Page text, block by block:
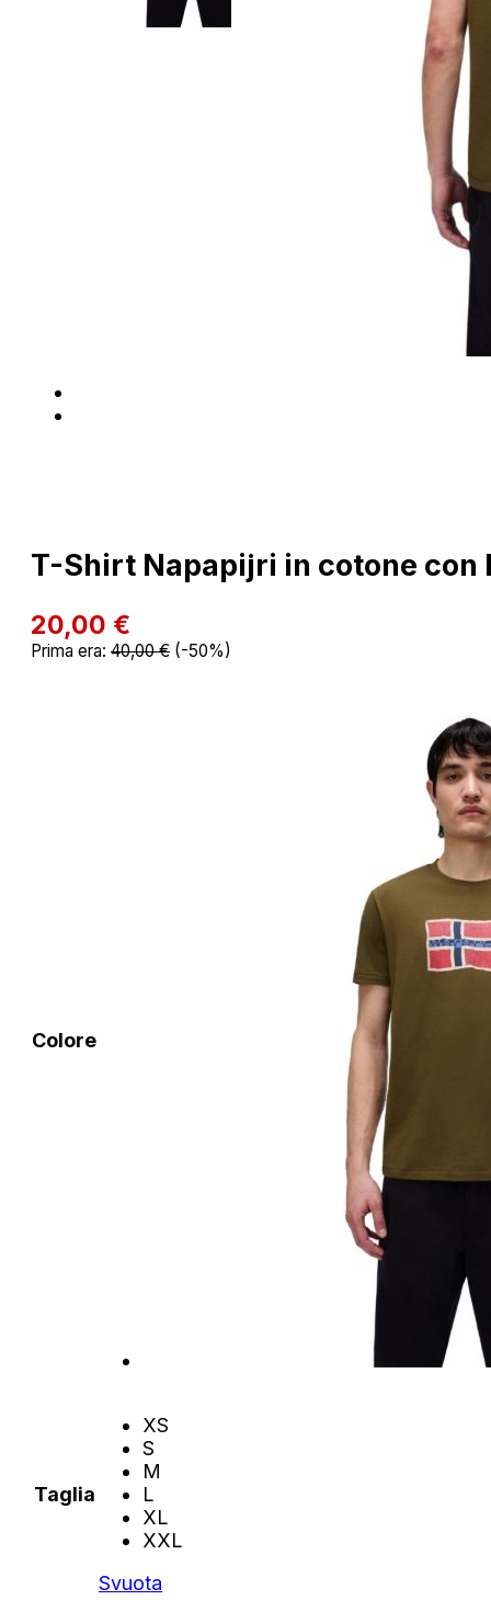
T-Shirt Napapijri in cotone con
20,00 €
Prima era: 40,00€ (-50%)
Colore
Taglia
XS
S
M
L
XL
XXL
Svuota